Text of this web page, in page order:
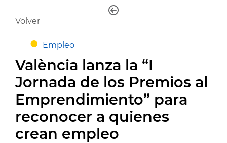
Volver
Empleo
València lanza la “I
Jornada de los Premios al
Emprendimiento” para
reconocer a quienes
crean empleo